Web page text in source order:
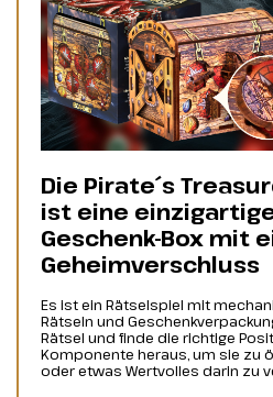
Die Pirate´s
ist eine
Geschenk-Box mit
Geheimverschluss
Es ist ein Rätselspiel mit
Rätseln und
Rätsel und finde die richtige
Komponente heraus, um sie zu
oder etwas Wertvolles darin zu